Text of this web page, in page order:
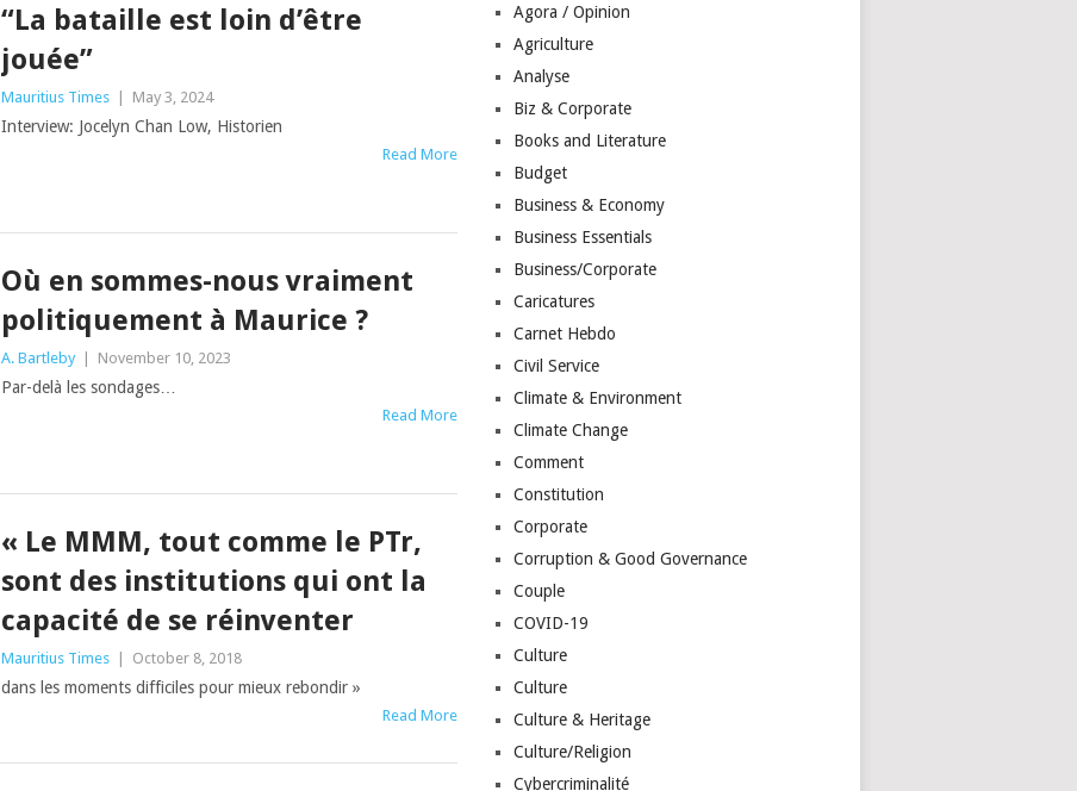
“La bataille est loin d’être
jouée”
Mauritius Times | May 3, 2024
Interview: Jocelyn Chan Low, Historien
Read More
Où en sommes-nous vraiment
politiquement à Maurice ?
A. Bartleby | November 10, 2023
Par-delà les sondages…
Read More
« Le MMM, tout comme le PTr,
sont des institutions qui ont la
capacité de se réinventer
Mauritius Times | October 8, 2018
dans les moments difficiles pour mieux rebondir »
Read More
Agora / Opinion
Agriculture
Analyse
Biz & Corporate
Books and Literature
Budget
Business & Economy
Business Essentials
Business/Corporate
Caricatures
Carnet Hebdo
Civil Service
Climate & Environment
Climate Change
Comment
Constitution
Corporate
Corruption & Good Governance
Couple
COVID-19
Culture
Culture
Culture & Heritage
Culture/Religion
Cybercriminalité